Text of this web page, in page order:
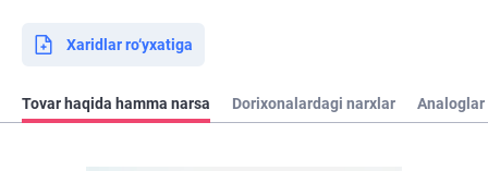
Xaridlar ro‘yxatiga
Tovar haqida hamma narsa Dorixonalardagi narxlar Analoglar